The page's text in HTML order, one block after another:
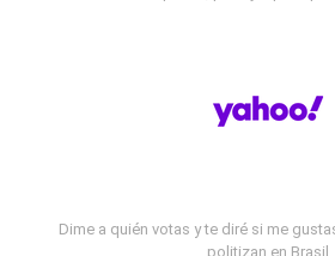
Dime a quién votas y te diré si me
politizan en Brasil